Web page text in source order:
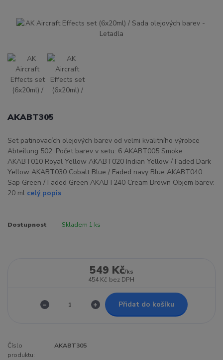
AKABT305
Set patinovacích olejových barev od velmi kvalitního výrobce
Abteilung 502. Počet barev v setu: 6 AKABT005 Smoke
AKABT010 Royal Yellow AKABT020 Indian Yellow / Faded Dark
Yellow AKABT030 Cobalt Blue / Faded navy Blue AKABT040
Sap Green / Faded Green AKABT240 Cream Brown Objem barev:
20 ml celý popis
Dostupnost Skladem 1 ks
549 Kč/ks
454 Kč bez DPH
Přidat do košíku
Číslo
produktu:
AKABT305